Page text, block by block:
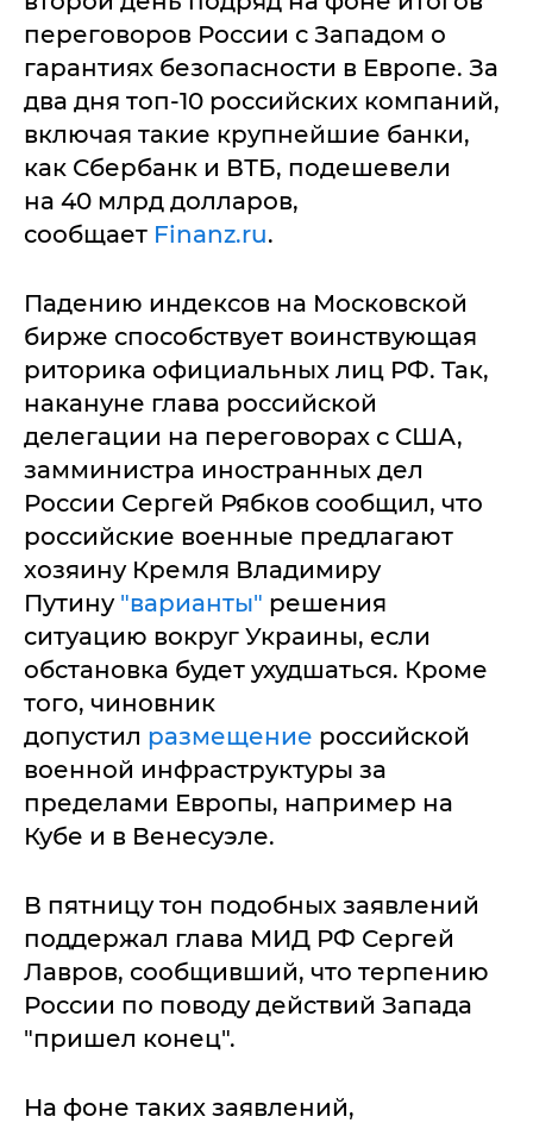
переговоров России с Западом о
гарантиях безопасности в Европе. За
два дня топ-10 российских компаний,
включая такие крупнейшие банки,
как Сбербанк и ВТБ, подешевели
на 40 млрд долларов,
сообщает Finanz.ru.
Падению индексов на Московской
бирже способствует воинствующая
риторика официальных лиц РФ. Так,
накануне глава российской
делегации на переговорах с США,
замминистра иностранных дел
России Сергей Рябков сообщил, что
российские военные предлагают
хозяину Кремля Владимиру
Путину "варианты" решения
ситуацию вокруг Украины, если
обстановка будет ухудшаться. Кроме
того, чиновник
допустил размещение российской
военной инфраструктуры за
пределами Европы, например на
Кубе и в Венесуэле.
В пятницу тон подобных заявлений
поддержал глава МИД РФ Сергей
Лавров, сообщивший, что терпению
России по поводу действий Запада
"пришел конец".
На фоне таких заявлений,